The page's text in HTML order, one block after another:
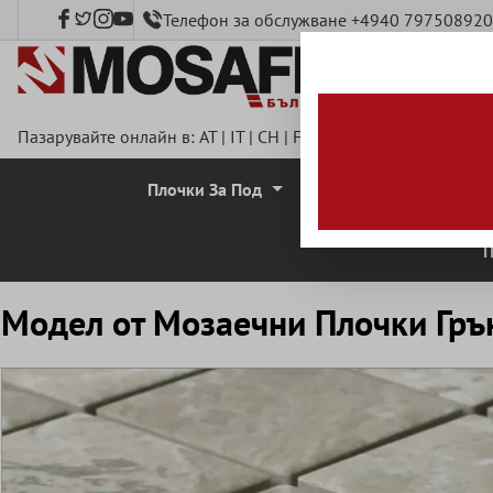
съдържаниеТелефон за обслужване +4940 797508920
Пазарувайте онлайн в: AT| IT| CH | FR
Плочки За Под
Mодел от Mозаечни Плочки